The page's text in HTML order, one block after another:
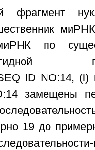
фрагмент
по
ID NO:14, (i)
замещены
19 до